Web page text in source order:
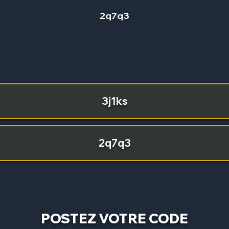
2q7q3
3j1ks
2q7q3
POSTEZ VOTRE CODE